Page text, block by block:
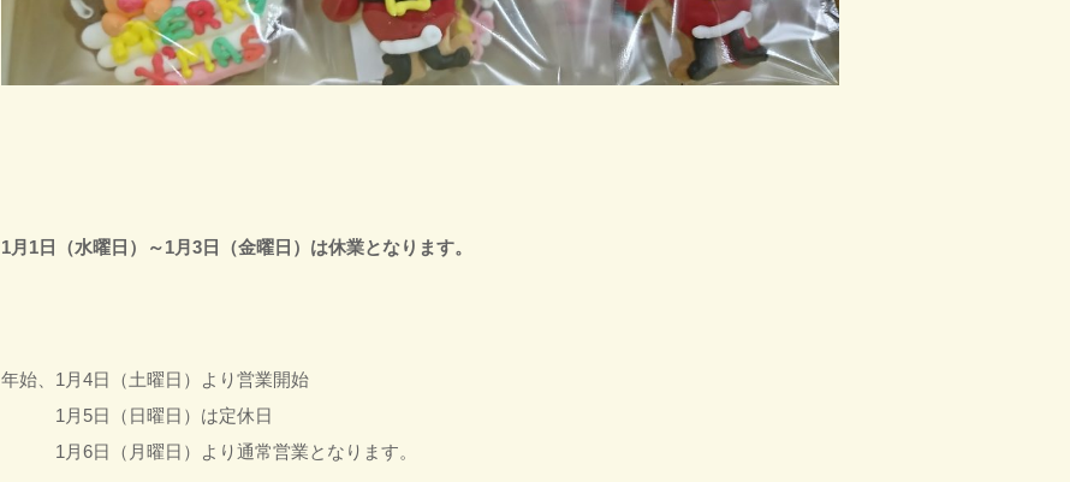
1月1日（水曜日）～1月3日（金曜日）は休業となります。
年始、1月4日（土曜日）より営業開始
1月5日（日曜日）は定休日
1月6日（月曜日）より通常営業となります。